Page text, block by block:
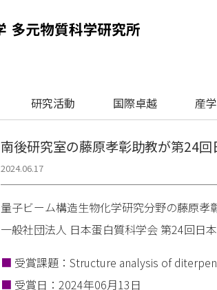
研究活動 国際卓越 産
南後研究室の藤原孝彰助教が第24
2024.06.17
量子ビーム構造生物化学研究分野の藤原孝
一般社団法人 日本蛋白質科学会 第24回日
■ 受賞課題：Structure analysis of
■ 受賞日：2024年06月13日